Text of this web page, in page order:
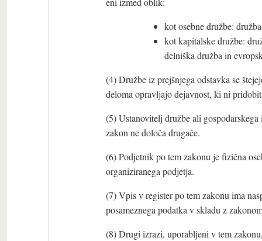
kot osebne družbe:
kot kapitalske družbe:
delniška družba in
(4) Družbe iz prejšnjega odstavka se
deloma opravljajo dejavnost, ki ni
(5) Ustanovitelj družbe ali
zakon ne določa drugače.
(6) Podjetnik po tem zakonu je fizična
organiziranega podjetja.
(7) Vpis v register po tem zakonu ima
posameznega podatka v skladu z
(8) Drugi izrazi, uporabljeni v tem